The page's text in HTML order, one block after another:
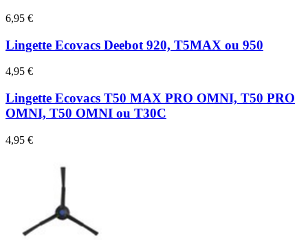
6,95 €
Lingette Ecovacs Deebot 920, T5MAX ou 950
4,95 €
Lingette Ecovacs T50 MAX PRO OMNI, T50 PRO
OMNI, T50 OMNI ou T30C
4,95 €